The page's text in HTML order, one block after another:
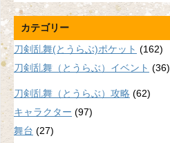
カテゴリー
刀剣乱舞(とうらぶ)ポケット (162)
刀剣乱舞（とうらぶ）イベント (36)
刀剣乱舞（とうらぶ）攻略 (62)
キャラクター (97)
舞台 (27)